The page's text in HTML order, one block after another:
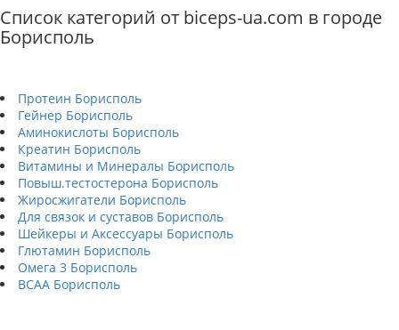
Список категорий от biceps-ua.com в городе
Борисполь
Протеин Борисполь
Гейнер Борисполь
Аминокислоты Борисполь
Креатин Борисполь
Витамины и Минералы Борисполь
Повыш.тестостерона Борисполь
Жиросжигатели Борисполь
Для связок и суставов Борисполь
Шейкеры и Аксессуары Борисполь
Глютамин Борисполь
Омега 3 Борисполь
BCAA Борисполь